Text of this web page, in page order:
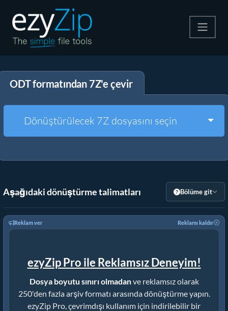
Çıkart
Diğer Araçlar
ODT formatından 7Z'e çevir
Dönüştürülecek 7Z dosyasını seçin
Aşağıdaki dönüştürme talimatları Bölüme git
Reklam ver Reklamı kaldır
ezyZip Pro ile Reklamsız Deneyim!
Dosya boyutu sınırı olmadanve reklamsız olarak
250'den fazla arşiv formatı arasında dönüştürme yapın.
ezyZip Pro, çevrimdışı kullanım için indirilebilir bir